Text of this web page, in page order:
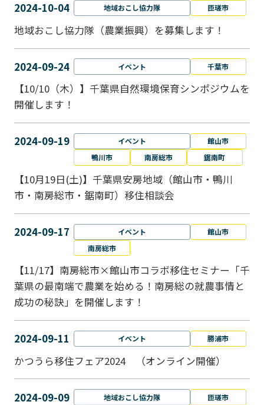
2024-10-04 地域おこし協力隊 匝瑳市
地域おこし協⼒隊（農業振興）を募集します！
2024-09-24 イベント 千葉市
【10/10（木）】千葉県自然環境保育シンポジウムを
開催します！
2024-09-19 イベント
館山市
鴨川市
南房総市 鋸南町
【10月19日(土)】千葉県安房地域（館山市・鴨川
市・南房総市・鋸南町）移住相談会
2024-09-17 イベント
館山市
南房総市
【11/17】南房総市×館山市コラボ移住セミナー「千
葉県の最南端で農業を始める！南房総の就農事情と
成功の秘訣」を開催します！
2024-09-11 イベント 勝浦市
かつうら移住フェア2024 （オンライン開催）
2024-09-09 地域おこし協力隊 匝瑳市